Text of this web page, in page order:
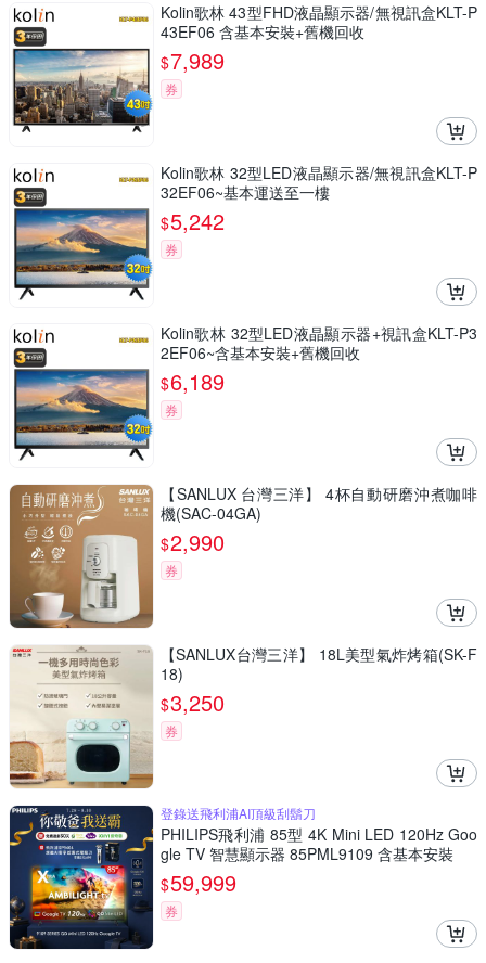
Kolin歌林 43型FHD液晶顯示器/無視訊盒KLT-P
43EF06 含基本安裝+舊機回收
$7,989
券
Kolin歌林 32型LED液晶顯示器/無視訊盒KLT-P
32EF06~基本運送至一樓
$5,242
券
Kolin歌林 32型LED液晶顯示器+視訊盒KLT-P3
2EF06~含基本安裝+舊機回收
$6,189
券
【SANLUX 台灣三洋】 4杯自動研磨沖煮咖啡
機(SAC-04GA)
$2,990
券
【SANLUX台灣三洋】 18L美型氣炸烤箱(SK-F
18)
$3,250
券
登錄送飛利浦AI頂級刮鬍刀
PHILIPS飛利浦 85型 4K Mini LED 120Hz Goo
gle TV 智慧顯示器 85PML9109 含基本安裝
$59,999
券